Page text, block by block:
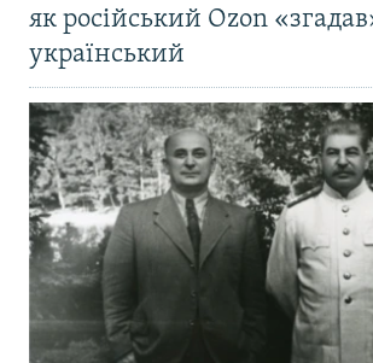
як російський Ozon
український